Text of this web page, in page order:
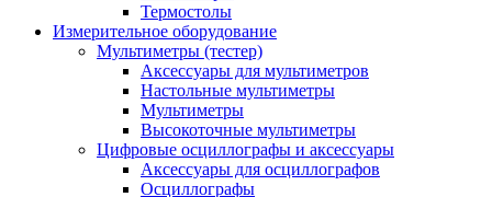
Термостолы
Измерительное оборудование
Мультиметры (тестер)
Аксессуары для мультиметров
Настольные мультиметры
Мультиметры
Высокоточные мультиметры
Цифровые осциллографы и аксессуары
Аксессуары для осциллографов
Осциллографы